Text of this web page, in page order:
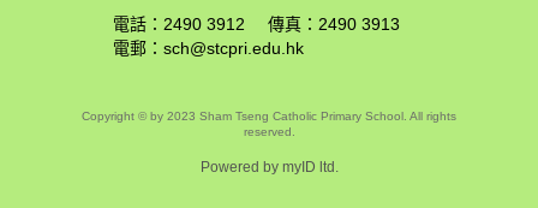
電話：2490 3912
傳真：2490 3913
電郵： sch@stcpri.edu.hk
Copyright © by 2023 Sham Tseng Catholic Primary School. All rights
reserved.
Powered by myID ltd.